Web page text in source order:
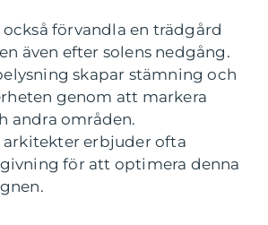
förvandla en trädgård
även efter solens nedgång.
skapar stämning och
genom att markera
andra områden.
arkitekter erbjuder ofta
för att optimera denna